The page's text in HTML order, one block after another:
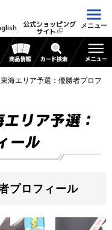
公式ショッピング
サイト
メニュー
海エリア予選：優勝者プロフ
リア予選：
ール
プロフィール